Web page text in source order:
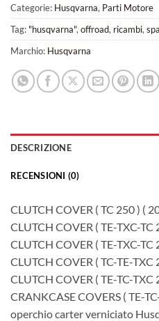
Categorie: Husqvarna, Parti Motore
Tag: "husqvarna", offroad, ricambi,
Marchio: Husqvarna
DESCRIZIONE
RECENSIONI (0)
CLUTCH COVER ( TC 250 ) (
CLUTCH COVER ( TE-TXC-
CLUTCH COVER ( TE-TXC-
CLUTCH COVER ( TC-TE-
CLUTCH COVER ( TE-TC-TXC
CRANKCASE COVERS ( TE-
operchio carter verniciato